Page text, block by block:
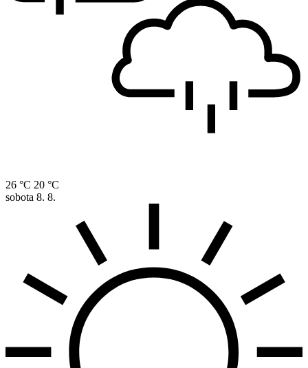
26 °C 20 °C
sobota 8. 8.